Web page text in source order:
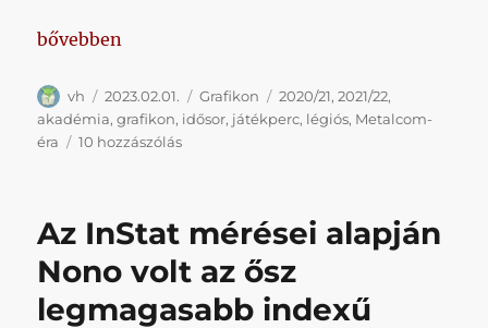
„A magyarokat és a saját nevelésűeket
bővebben
Szerző
vh Közzétéve
2023.02.01. Kategória
Grafikon Címke
2020/21,2021/22,
akadémia,grafikon, idősor, játékperc, légiós, Metalcom-
éra
10 hozzászólásA
saját
fokozatosan
légiósokra
cseréltük,
Az InStat mérései alapján
Nono volt az ősz
legmagasabb indexű